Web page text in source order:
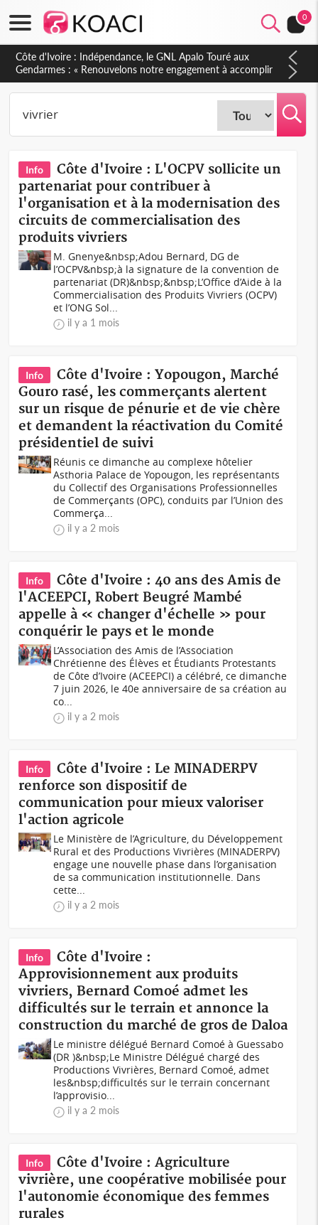
0
Sierra Leone : Un projet de réforme constitutionnelle en
gestation, points clés des amendements, un exclu d'avance
Info
Côte d'Ivoire : L'OCPV sollicite un
partenariat pour contribuer à
l'organisation et à la modernisation des
circuits de commercialisation des
produits vivriers
M. Gnenye&nbsp;Adou Bernard, DG de
l’OCPV&nbsp;à la signature de la convention de
partenariat (DR)&nbsp;&nbsp;L’Office d’Aide à la
Commercialisation des Produits Vivriers (OCPV)
et l’ONG Sol...
il y a 1 mois
Info
Côte d'Ivoire : Yopougon, Marché
Gouro rasé, les commerçants alertent
sur un risque de pénurie et de vie chère
et demandent la réactivation du Comité
présidentiel de suivi
Réunis ce dimanche au complexe hôtelier
Asthoria Palace de Yopougon, les représentants
du Collectif des Organisations Professionnelles
de Commerçants (OPC), conduits par l’Union des
Commerça...
il y a 2 mois
Info
Côte d'Ivoire : 40 ans des Amis de
l'ACEEPCI, Robert Beugré Mambé
appelle à « changer d'échelle » pour
conquérir le pays et le monde
L’Association des Amis de l’Association
Chrétienne des Élèves et Étudiants Protestants
de Côte d’Ivoire (ACEEPCI) a célébré, ce dimanche
7 juin 2026, le 40e anniversaire de sa création au
co...
il y a 2 mois
Info
Côte d'Ivoire : Le MINADERPV
renforce son dispositif de
communication pour mieux valoriser
l'action agricole
Le Ministère de l’Agriculture, du Développement
Rural et des Productions Vivrières (MINADERPV)
engage une nouvelle phase dans l’organisation
de sa communication institutionnelle. Dans
cette...
il y a 2 mois
Info
Côte d'Ivoire :
Approvisionnement aux produits
vivriers, Bernard Comoé admet les
difficultés sur le terrain et annonce la
construction du marché de gros de Daloa
Le ministre délégué Bernard Comoé à Guessabo
(DR )&nbsp;Le Ministre Délégué chargé des
Productions Vivrières, Bernard Comoé, admet
les&nbsp;difficultés sur le terrain concernant
l’approvisio...
il y a 2 mois
Info
Côte d'Ivoire : Agriculture
vivrière, une coopérative mobilisée pour
l'autonomie économique des femmes
rurales